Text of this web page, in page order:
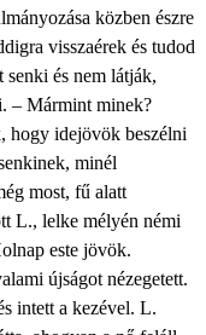
közben észre
visszaérek és tudod
és nem látják,
– Mármint minek?
hogy idejövök beszélni
minél
most, fű alatt
L., lelke mélyén némi
este jövök.
újságot nézegetett.
intett a kezével. L.